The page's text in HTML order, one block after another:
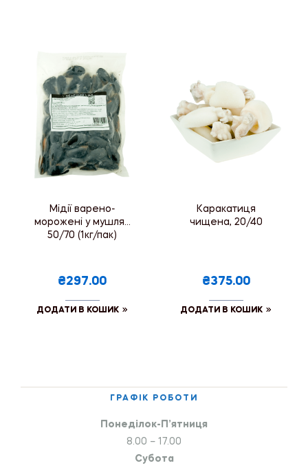
Мідії варено-
морожені у мушлях
50/70 (1кг/пак)
₴297.00
ДОДАТИ В КОШИК
Каракатиця
чищена, 20/40
₴375.00
ДОДАТИ В КОШИК
ГРАФІК РОБОТИ
Понеділок-П’ятниця
8.00 – 17.00
Субота